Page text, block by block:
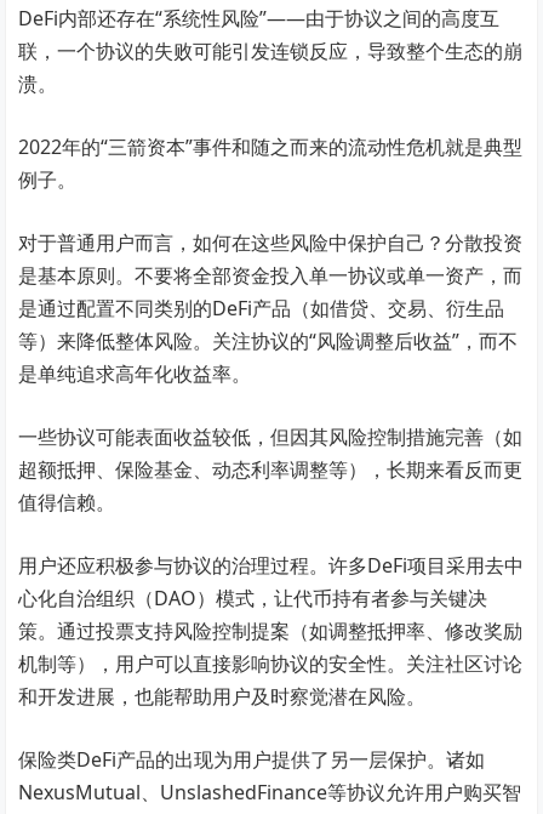
DeFi内部还存在“系统性风险”——由于协议之间的高度互
联，一个协议的失败可能引发连锁反应，导致整个生态的崩
溃。
2022年的“三箭资本”事件和随之而来的流动性危机就是典型
例子。
对于普通用户而言，如何在这些风险中保护自己？分散投资
是基本原则。不要将全部资金投入单一协议或单一资产，而
是通过配置不同类别的DeFi产品（如借贷、交易、衍生品
等）来降低整体风险。关注协议的“风险调整后收益”，而不
是单纯追求高年化收益率。
一些协议可能表面收益较低，但因其风险控制措施完善（如
超额抵押、保险基金、动态利率调整等），长期来看反而更
值得信赖。
用户还应积极参与协议的治理过程。许多DeFi项目采用去中
心化自治组织（DAO）模式，让代币持有者参与关键决
策。通过投票支持风险控制提案（如调整抵押率、修改奖励
机制等），用户可以直接影响协议的安全性。关注社区讨论
和开发进展，也能帮助用户及时察觉潜在风险。
保险类DeFi产品的出现为用户提供了另一层保护。诸如
NexusMutual、UnslashedFinance等协议允许用户购买智